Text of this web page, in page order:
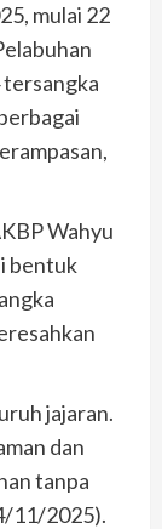
mulai 22
tersangka
Wahyu
bentuk
jajaran.
dan
tanpa
11/2025).